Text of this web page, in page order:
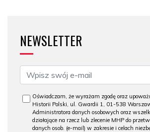
NEWSLETTER
Oświadczam, że wyrażam zgodę oraz
Historii Polski, ul. Gwardii 1, 01-538
Administratora danych osobowych oraz
działające na rzecz lub zlecenie MHP do
danych osob. (e-mail) w zakresie i celach